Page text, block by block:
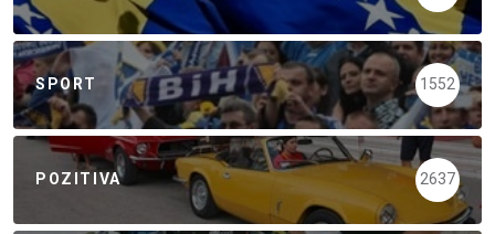
SPORT 1552
POZITIVA 2637